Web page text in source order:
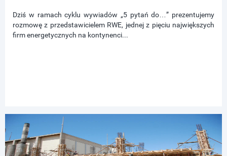
Dziś w ramach cyklu wywiadów „5 pytań do…” prezentujemy
rozmowę z przedstawicielem RWE, jednej z pięciu największych
firm energetycznych na kontynenci...